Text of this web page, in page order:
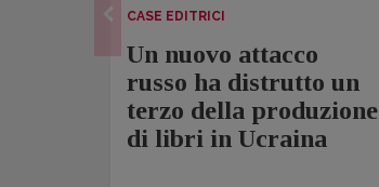
CASE EDITRICI
Un nuovo attacco
russo ha distrutto un
terzo della produzione
di libri in Ucraina